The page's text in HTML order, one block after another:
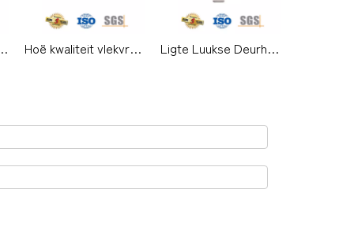
met reghoekplaat -DDTP009 Hoë kwaliteit vlekvrye staal binnenshuise hefboomhandvatsel met plaat vir metaaldeure-DDTP008 Ligte Luukse Deurhandvatsel Paneelslot Huis Ingangsdeur Handvatsel-DDTP007